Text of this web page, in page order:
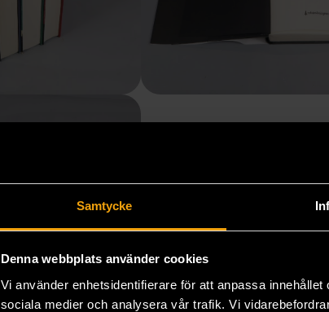
Samtycke
Denna webbplats använder cookies
Vi använder enhetsidentifierare för att anpassa
sociala medier och analysera vår trafik. Vi